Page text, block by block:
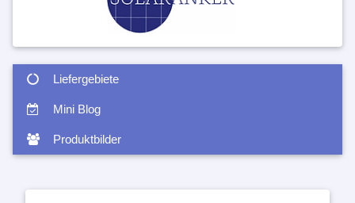
Liefergebiete
Mini Blog
Produktbilder